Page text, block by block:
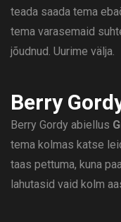
teada saada tema
tema varasemaid
jõudnud. Uurime välja.
Berry
Berry Gordy abiellus
tema kolmas katse
taas pettuma, kuna
lahutasid vaid kolm